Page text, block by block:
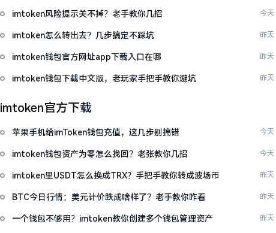
imtoken风险提示关不掉？老手教你几招 今天
imtoken怎么转出去？几步搞定不踩坑 昨天
imtoken钱包官方网址app下载入口在哪 昨天
imtoken钱包下载中文版，老玩家手把手教你避坑 昨天
imtoken官方下载
苹果手机给imToken钱包充值，这几步别搞错 今天
imtoken钱包资产为零怎么找回？老张教你几招 今天
imtoken里USDT怎么换成TRX？手把手教你转成波场币 昨天
BTC今日行情：美元计价跌成啥样了？老手教你咋看 昨天
一个钱包不够用？imtoken教你创建多个钱包管理资产 昨天